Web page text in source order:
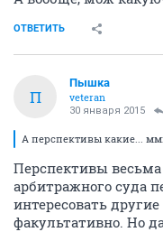
ОТВЕТИТЬ
П
Пышка
veteran
30 января 2015
А перспективы какие...
Перспективы
арбитражного суда
интересовать
факультативно. Но